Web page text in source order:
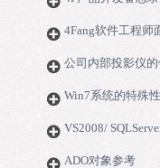
4Fang软件工程师
公司内部投影仪的
Win7系统的特殊
VS2008/
ADO对象参考